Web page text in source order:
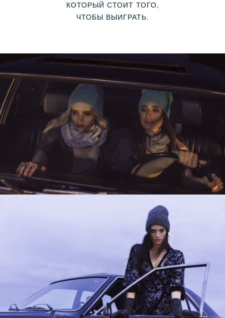
КОТОРЫЙ СТОИТ ТОГО,
ЧТОБЫ ВЫИГРАТЬ.